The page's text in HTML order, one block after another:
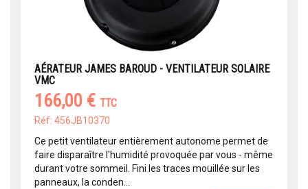
AÉRATEUR JAMES BAROUD - VENTILATEUR SOLAIRE
VMC
166,00 € TTC
Réf: 456JB10370
Ce petit ventilateur entièrement autonome permet de
faire disparaître l'humidité provoquée par vous - même
durant votre sommeil. Fini les traces mouillée sur les
panneaux, la conden...